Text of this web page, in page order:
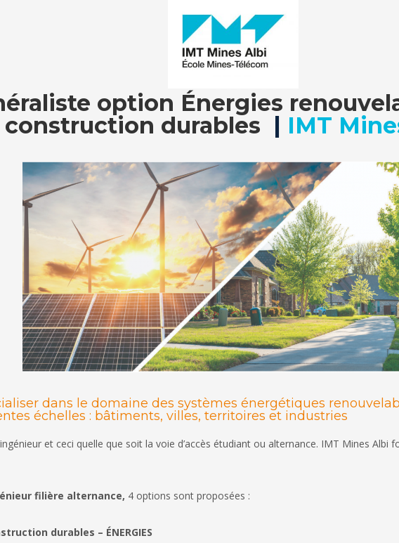
option Énergies
construction durables | IMT
dans le domaine des systèmes énergétiques
échelles : bâtiments, villes, territoires et industries
et ceci quelle que soit la voie d’accès étudiant ou alternance. IMT Mines
filière alternance, 4 options sont proposées :
durables – ÉNERGIES